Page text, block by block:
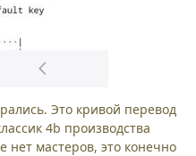
Это кривой перевод
4b производства
нет мастеров, это конечно